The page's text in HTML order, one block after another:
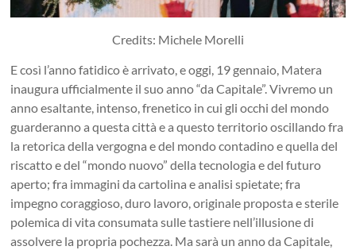
Credits: Michele Morelli
E così l’anno fatidico è arrivato, e oggi, 19 gennaio, Matera
inaugura ufficialmente il suo anno “da Capitale”. Vivremo un
anno esaltante, intenso, frenetico in cui gli occhi del mondo
guarderanno a questa città e a questo territorio oscillando fra
la retorica della vergogna e del mondo contadino e quella del
riscatto e del “mondo nuovo” della tecnologia e del futuro
aperto; fra immagini da cartolina e analisi spietate; fra
impegno coraggioso, duro lavoro, originale proposta e sterile
polemica di vita consumata sulle tastiere nell’illusione di
assolvere la propria pochezza. Ma sarà un anno da Capitale,